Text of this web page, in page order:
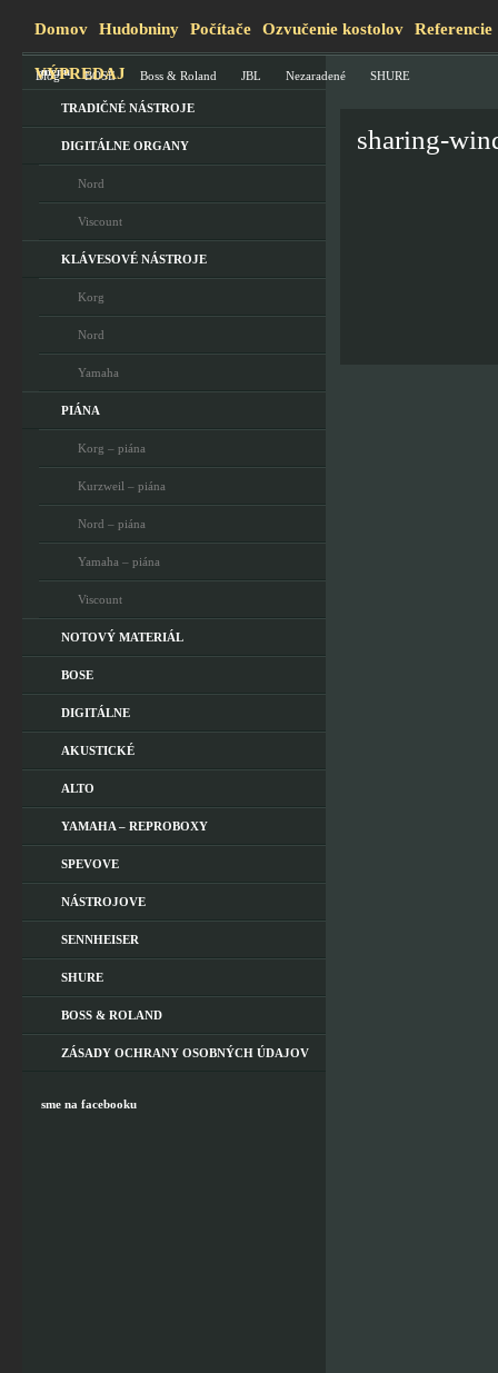
Domov Hudobniny Počítače Ozvučenie kostolov Referencie
VÝPREDAJ
Blog BOSE Boss & Roland JBL Nezaradené SHURE
sharing-
menu
TRADIČNÉ NÁSTROJE
DIGITÁLNE ORGANY
Nord
Viscount
KLÁVESOVÉ NÁSTROJE
Korg
Nord
Yamaha
PIÁNA
Korg – piána
Kurzweil – piána
Nord – piána
Yamaha – piána
Viscount
NOTOVÝ MATERIÁL
BOSE
DIGITÁLNE
AKUSTICKÉ
ALTO
YAMAHA – REPROBOXY
SPEVOVE
NÁSTROJOVE
SENNHEISER
SHURE
BOSS & ROLAND
ZÁSADY OCHRANY OSOBNÝCH ÚDAJOV
sme na facebooku